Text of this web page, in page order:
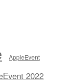
AppleEvent
2022